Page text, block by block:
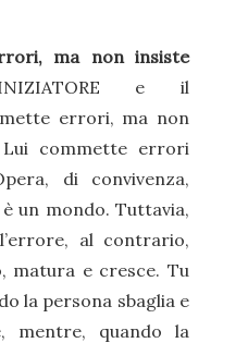
ma non insiste
e il
errori, ma non
commette errori
di convivenza,
un mondo. Tuttavia,
al contrario,
matura e cresce. Tu
la persona sbaglia e
mentre, quando la